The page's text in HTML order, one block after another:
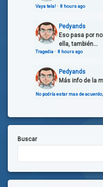
Vaya tela!· 8 hours ago
Pedyands
Eso pasa por
ella, también...
Tragedia· 8 hours ago
Pedyands
Más info de la
No podría estar mas de
Buscar